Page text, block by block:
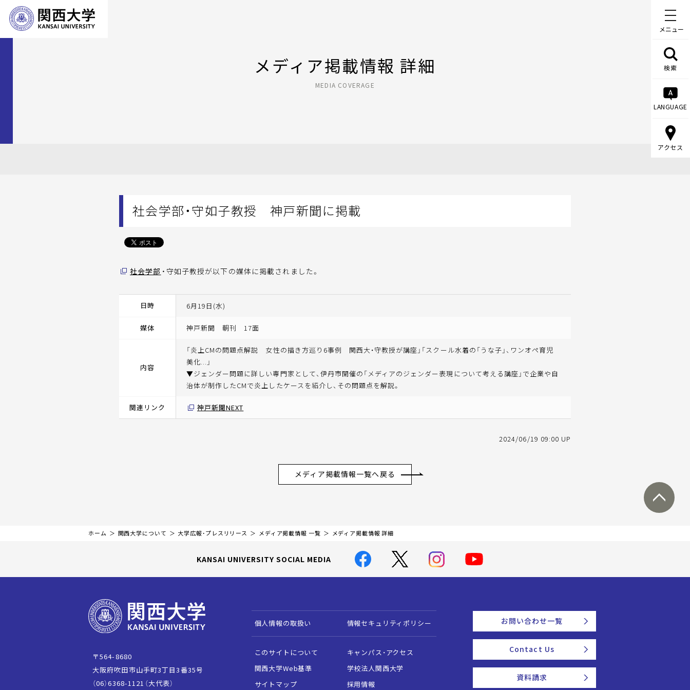
メニュー
検索
LANGUAGE
アクセス
メディア掲載情報 詳細
MEDIA COVERAGE
社会学部・守如子教授 神戸新聞に掲載
社会学部 ・守如子教授が以下の媒体に掲載されました。
日時 6月19日(水)
媒体 神戸新聞 朝刊 17面
内容
「炎上CMの問題点解説 女性の描き方巡り6事例 関西大・守教授が講座」「スクール水着の「うな子」、ワンオペ育児
美化...」
▼ジェンダー問題に詳しい専門家として、伊丹市開催の「メディアのジェンダー表現について考える講座」で企業や自
治体が制作したCMで炎上したケースを紹介し、その問題点を解説。
関連リンク 神戸新聞NEXT
2024/06/19 09:00 UP
メディア掲載情報一覧へ戻る
ホーム 関西大学について 大学広報・プレスリリース メディア掲載情報 一覧 メディア掲載情報 詳細
KANSAI UNIVERSITY SOCIAL MEDIA
個人情報の取扱い 情報セキュリティポリシー
このサイトについて
キャンパス・アクセス
関西大学Web基準
学校法人関西大学
サイトマップ
採用情報
お問い合わせ一覧
Contact Us
資料請求
〒564-8680
大阪府吹田市山手町3丁目3番35号
（06）6368-1121（大代表）